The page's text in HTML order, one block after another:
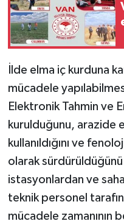
İlde elma iç kurduna
mücadele
Elektronik Tahmin ve
kurulduğunu, arazide
kullanıldığını ve
olarak
istasyonlardan ve
teknik personel
mücadele zamanının